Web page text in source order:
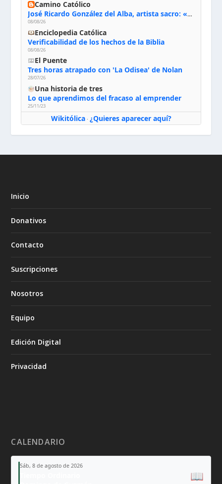
Camino Católico
José Ricardo González del Alba, artista sacro: «Yo oro, hablo con Dios, le pido al Espíritu Santo su inspiración y siempre pinto rezando el rosario para que sea Él quien actúe a través de mis manos»
08/08/26
Enciclopedia Católica
Verificabilidad de los hechos de la Biblia
08/08/26
El Puente
Tres horas atrapado con 'La Odisea' de Nolan
28/07/26
Una historia de tres
Lo que aprendimos del fracaso al emprender
25/11/23
Wikitólica· ¿Quieres aparecer aquí?
Inicio
Donativos
Contacto
Suscripciones
Nosotros
Equipo
Edición Digital
Privacidad
CALENDARIO
Sáb, 8 de agosto de 2026
📖